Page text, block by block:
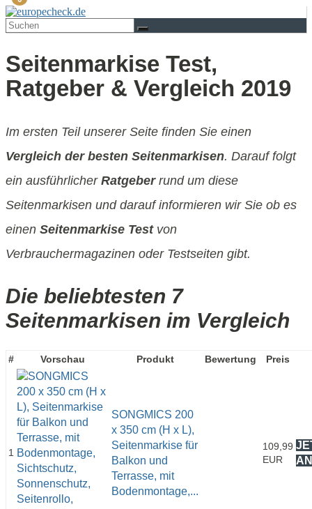
Seitenmarkise Test,
Ratgeber & Vergleich 2019
Im ersten Teil unserer Seite finden Sie einen
Vergleich der besten Seitenmarkisen. Darauf folgt
ein ausführlicher Ratgeberrund um diese
Seitenmarkisen und darauf informieren wir Sie ob es
einen Seitenmarkise Testvon
Verbrauchermagazinen oder Testseiten gibt.
Die beliebtesten 7
Seitenmarkisen im Vergleich
# Vorschau Produkt Bewertung Preis
1
SONGMICS 200
x 350 cm (H x L),
Seitenmarkise für
Balkon und
Terrasse, mit
Bodenmontage,...
109,99
EUR